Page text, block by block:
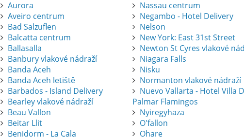
Aurora
Aveiro centrum
Bad Salzuflen
Balcatta centrum
Ballasalla
Banbury vlakové nádraží
Banda Aceh
Banda Aceh letiště
Barbados - Island Delivery
Bearley vlakové nádraží
Beau Vallon
Beitar Llit
Benidorm - La Cala
Nassau centrum
Negambo - Hotel Delivery
Nelson
New York: East 31st Street
Newton St Cyres vlakové
Niagara Falls
Nisku
Normanton vlakové nádraží
Nuevo Vallarta - Hotel Villa
Palmar Flamingos
Nyiregyhaza
O'fallon
Ohare